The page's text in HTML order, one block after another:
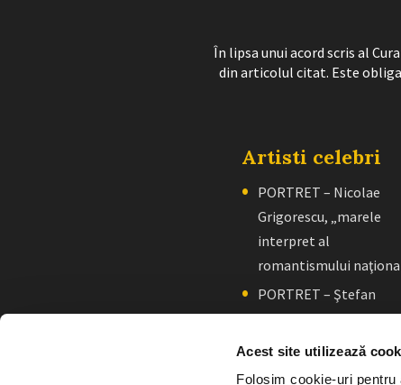
Acest site utilizează
Folosim cookie-uri
În lipsa unui acord scris al
din articolul citat. Este
Artisti celebri
PORTRET – Nicolae
Grigorescu, „marele
interpret al
romantismului
PORTRET – Ştefan
Luchian, „un zugrav”
creator de școală
PORTRET. Constantin